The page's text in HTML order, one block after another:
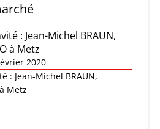
: Jean-Michel BRAUN,
à Metz
2020
: Jean-Michel BRAUN,
Metz